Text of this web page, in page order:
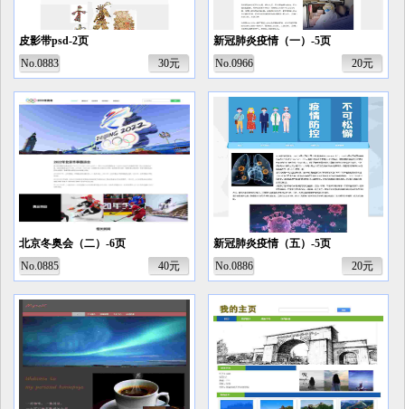
皮影带psd-2页
No.0883
30元
新冠肺炎疫情（一）-5页
No.0966
20元
北京冬奥会（二）-6页
No.0885
40元
新冠肺炎疫情（五）-5页
No.0886
20元